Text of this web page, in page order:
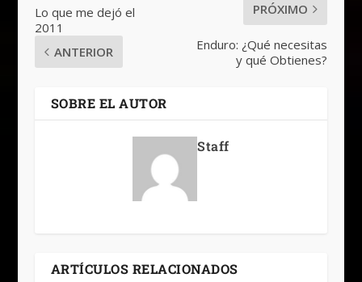
Lo que me dejó el
2011
ANTERIOR
PRÓXIMO
Enduro: ¿Qué necesitas
y qué Obtienes?
SOBRE EL AUTOR
Staff
ARTÍCULOS RELACIONADOS